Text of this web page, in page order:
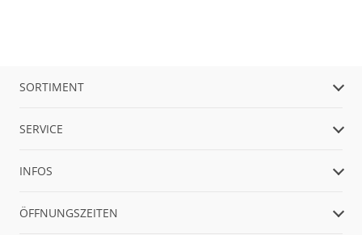
SORTIMENT
SERVICE
INFOS
ÖFFNUNGSZEITEN